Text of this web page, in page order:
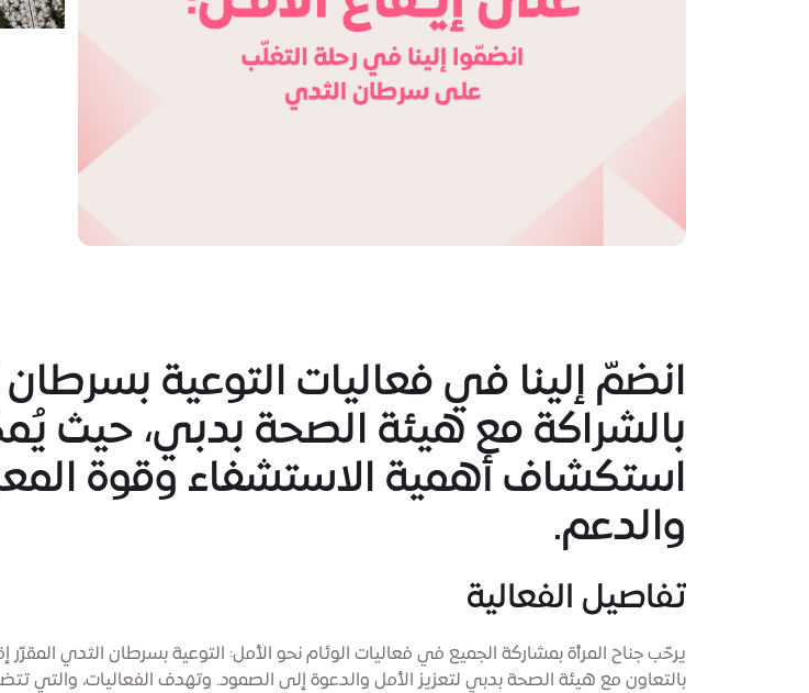
انضمّ إلينا في فعاليات التوعية
بالشراكة مع هيئة الصحة بدبي، حيث
استكشاف أهمية الاستشفاء وقوة
والدعم.
تفاصيل الفعالية
بالتعاون مع هيئة الصحة بدبي لتعزيز الأمل والدعوة إلى الصمود. وتهدف الفعاليات، والتي